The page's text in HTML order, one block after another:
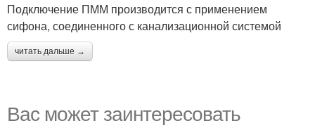
Подключение ПММ производится с применением
сифона, соединенного с канализационной системой
читать дальше →
Вас может заинтересовать